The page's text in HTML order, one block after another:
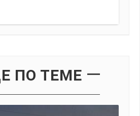
ПО ТЕМЕ